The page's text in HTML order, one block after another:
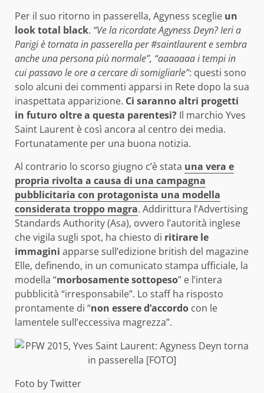
Per il suo ritorno in passerella, Agyness sceglie un
look total black. “Ve la ricordate Agyness Deyn? Ieri a
Parigi è tornata in passerella per #saintlaurent e sembra
anche una persona più normale”, “aaaaaaa i tempi in
cui passavo le ore a cercare di somigliarle”: questi sono
solo alcuni dei commenti apparsi in Rete dopo la sua
inaspettata apparizione. Ci saranno altri progetti
in futuro oltre a questa parentesi? Il marchio Yves
Saint Laurent è così ancora al centro dei media.
Fortunatamente per una buona notizia.
Al contrario lo scorso giugno c’è stata una vera e
propria rivolta a causa di una campagna
pubblicitaria con protagonista una modella
considerata troppo magra. Addirittura l’Advertising
Standards Authority (Asa), ovvero l’autorità inglese
che vigila sugli spot, ha chiesto di ritirare le
immagini apparse sull’edizione british del magazine
Elle, definendo, in un comunicato stampa ufficiale, la
modella “morbosamente sottopeso” e l’intera
pubblicità “irresponsabile”. Lo staff ha risposto
prontamente di “non essere d’accordo con le
lamentele sull’eccessiva magrezza”.
Foto by Twitter